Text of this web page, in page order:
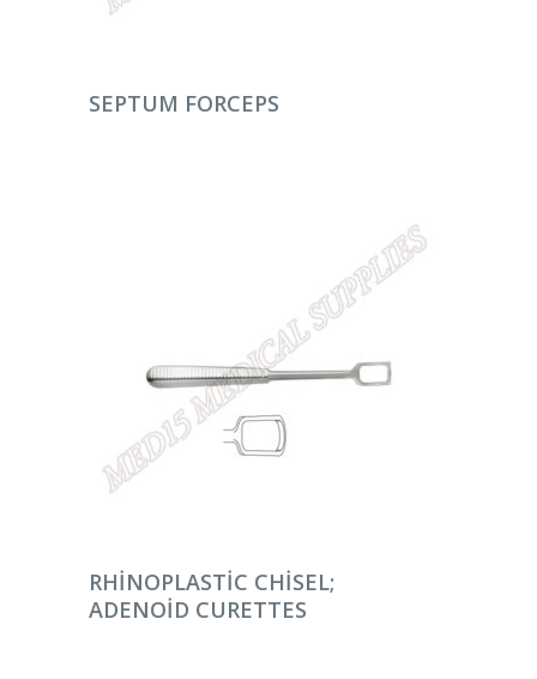
DEVAMINI OKU
SEPTUM FORCEPS
DEVAMINI OKU
RHINOPLASTIC CHISEL;
ADENOID CURETTES